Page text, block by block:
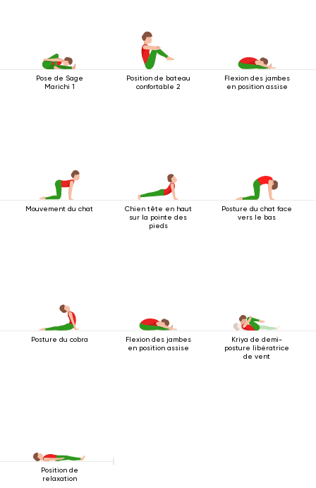
Pose de Sage
Marichi 1
Position de bateau
confortable 2
Flexion des jambes
en position assise
Mouvement du chat
Chien tête en haut
sur la pointe des
pieds
Posture du chat face
vers le bas
Posture du cobra
Flexion des jambes
en position assise
Kriya de demi-
posture libératrice
de vent
Position de
relaxation